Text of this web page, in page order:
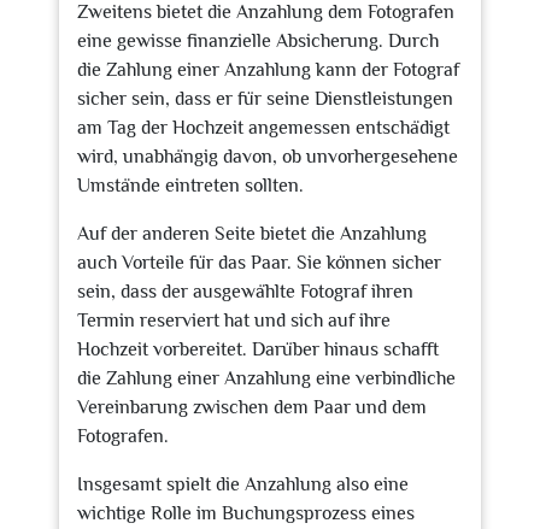
Zweitens bietet die Anzahlung dem Fotografen
eine gewisse finanzielle Absicherung. Durch
die Zahlung einer Anzahlung kann der Fotograf
sicher sein, dass er für seine Dienstleistungen
am Tag der Hochzeit angemessen entschädigt
wird, unabhängig davon, ob unvorhergesehene
Umstände eintreten sollten.
Auf der anderen Seite bietet die Anzahlung
auch Vorteile für das Paar. Sie können sicher
sein, dass der ausgewählte Fotograf ihren
Termin reserviert hat und sich auf ihre
Hochzeit vorbereitet. Darüber hinaus schafft
die Zahlung einer Anzahlung eine verbindliche
Vereinbarung zwischen dem Paar und dem
Fotografen.
Insgesamt spielt die Anzahlung also eine
wichtige Rolle im Buchungsprozess eines